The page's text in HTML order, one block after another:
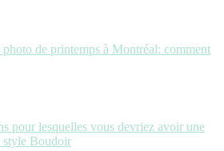
photo de printemps à Montréal: comment
pour lesquelles vous devriez avoir une
style Boudoir